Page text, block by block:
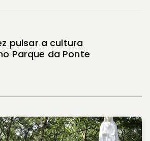
pulsar a cultura
Parque da Ponte